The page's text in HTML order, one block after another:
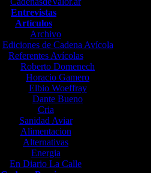
Entrevistas
Artículos
Archivo
Ediciones de Cadena Avícola
Referentes Avícolas
Roberto Domenech
Horacio Gamero
Elbio Woeffray
Dante Bueno
Cria
Sanidad Aviar
Alimentacion
Alternativas
Energia
En Diario La Calle